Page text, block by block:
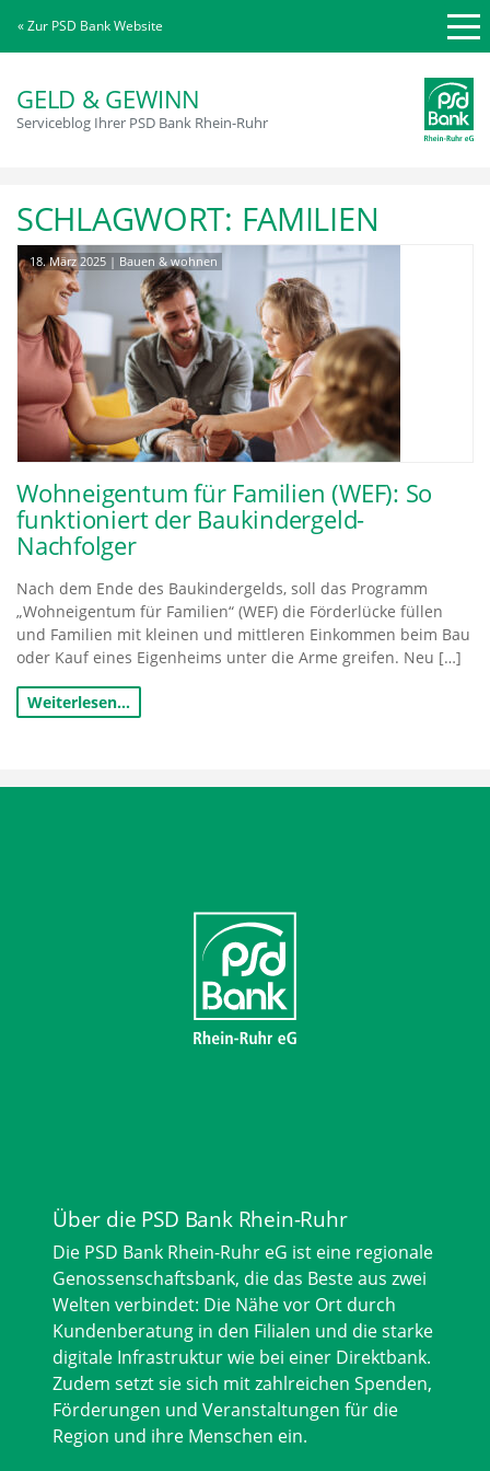
« Zur PSD Bank Website
GELD & GEWINN
Serviceblog Ihrer PSD Bank Rhein-Ruhr
SCHLAGWORT: FAMILIEN
18. März 2025 | Bauen & wohnen
Wohneigentum für Familien (WEF): So
funktioniert der Baukindergeld-
Nachfolger
Nach dem Ende des Baukindergelds, soll das Programm
„Wohneigentum für Familien“ (WEF) die Förderlücke füllen
und Familien mit kleinen und mittleren Einkommen beim Bau
oder Kauf eines Eigenheims unter die Arme greifen. Neu […]
Weiterlesen…
Über die PSD Bank Rhein-Ruhr
Die PSD Bank Rhein-Ruhr eG ist eine regionale
Genossenschaftsbank, die das Beste aus zwei
Welten verbindet: Die Nähe vor Ort durch
Kundenberatung in den Filialen und die starke
digitale Infrastruktur wie bei einer Direktbank.
Zudem setzt sie sich mit zahlreichen Spenden,
Förderungen und Veranstaltungen für die
Region und ihre Menschen ein.